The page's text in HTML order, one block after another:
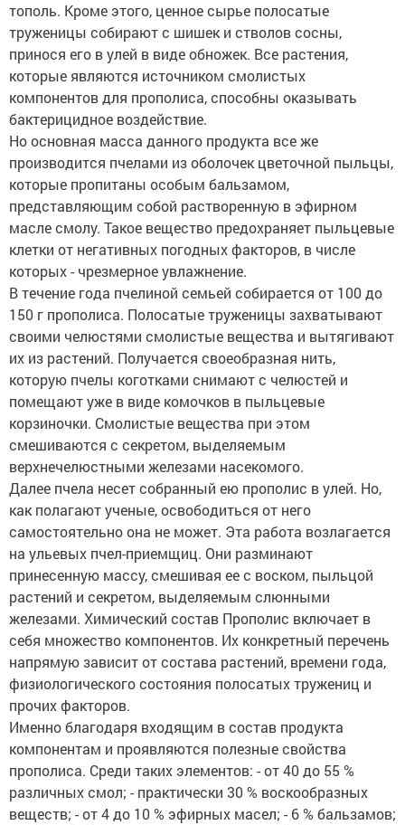
тополь. Кроме этого, ценное сырье полосатые
труженицы собирают с шишек и стволов сосны,
принося его в улей в виде обножек. Все растения,
которые являются источником смолистых
компонентов для прополиса, способны оказывать
бактерицидное воздействие.
Но основная масса данного продукта все же
производится пчелами из оболочек цветочной пыльцы,
которые пропитаны особым бальзамом,
представляющим собой растворенную в эфирном
масле смолу. Такое вещество предохраняет пыльцевые
клетки от негативных погодных факторов, в числе
которых - чрезмерное увлажнение.
В течение года пчелиной семьей собирается от 100 до
150 г прополиса. Полосатые труженицы захватывают
своими челюстями смолистые вещества и вытягивают
их из растений. Получается своеобразная нить,
которую пчелы коготками снимают с челюстей и
помещают уже в виде комочков в пыльцевые
корзиночки. Смолистые вещества при этом
смешиваются с секретом, выделяемым
верхнечелюстными железами насекомого.
Далее пчела несет собранный ею прополис в улей. Но,
как полагают ученые, освободиться от него
самостоятельно она не может. Эта работа возлагается
на ульевых пчел-приемщиц. Они разминают
принесенную массу, смешивая ее с воском, пыльцой
растений и секретом, выделяемым слюнными
железами. Химический состав Прополис включает в
себя множество компонентов. Их конкретный перечень
напрямую зависит от состава растений, времени года,
физиологического состояния полосатых тружениц и
прочих факторов.
Именно благодаря входящим в состав продукта
компонентам и проявляются полезные свойства
прополиса. Среди таких элементов: - от 40 до 55 %
различных смол; - практически 30 % воскообразных
веществ; - от 4 до 10 % эфирных масел; - 6 % бальзамов;